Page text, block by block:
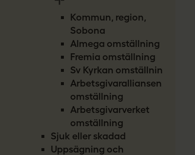
Kommun, region,
Sobona
Almega omställning
Fremia omställning
Sv Kyrkan omställning
Arbetsgivaralliansen
omställning
Arbetsgivarverket
omställning
Sjuk eller skadad
Uppsägning och